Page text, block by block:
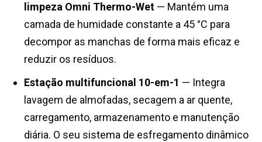
limpeza Omni Thermo-Wet — Mantém uma
camada de humidade constante a 45 °C para
decompor as manchas de forma mais eficaz e
reduzir os resíduos.
Estação multifuncional 10-em-1 — Integra
lavagem de almofadas, secagem a ar quente,
carregamento, armazenamento e manutenção
diária. O seu sistema de esfregamento dinâmico